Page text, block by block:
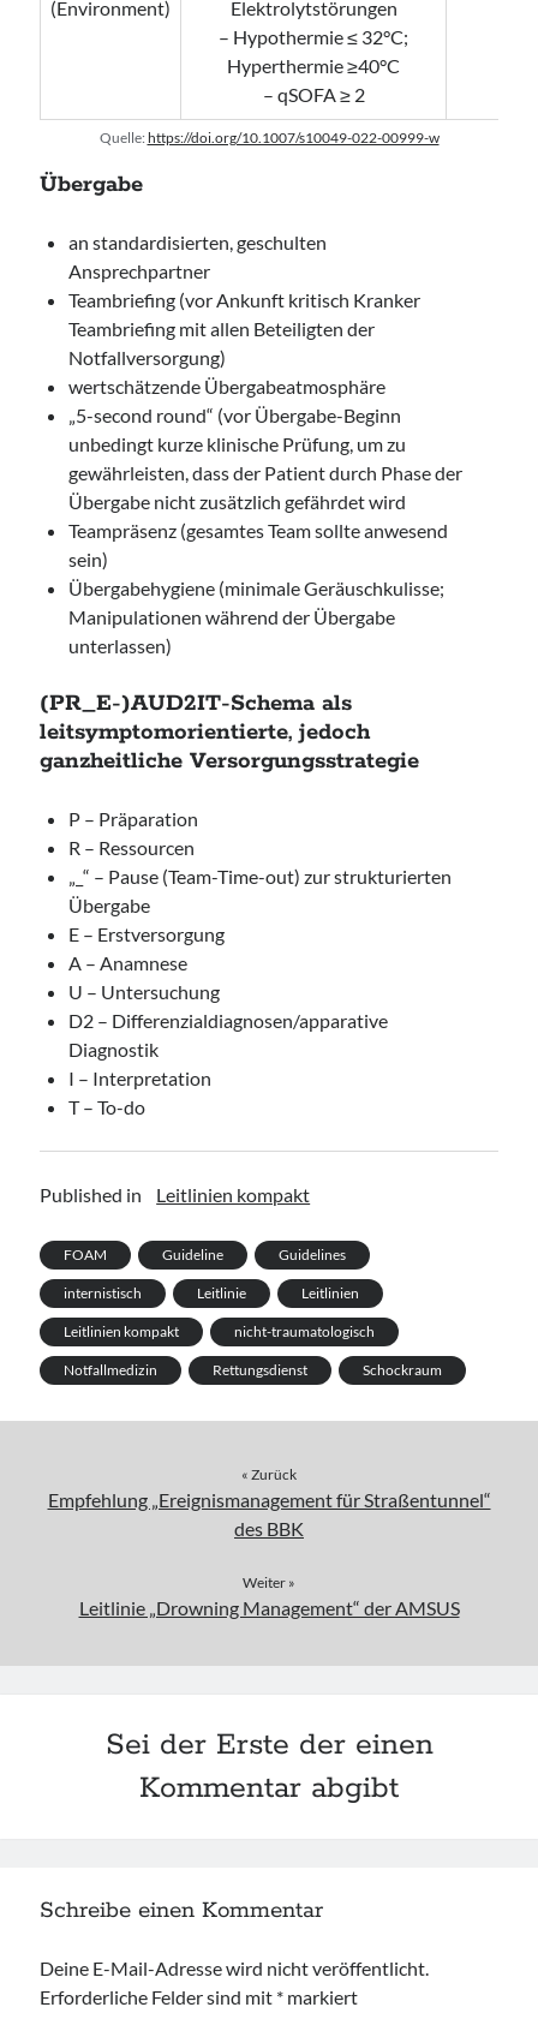
(Environment)
Elektrolytstörungen
– Hypothermie ≤ 32°C;
Hyperthermie ≥40°C
– qSOFA ≥ 2
Quelle:https://doi.org/10.1007/s10049-022-00999-w
Übergabe
an standardisierten, geschulten
Ansprechpartner
Teambriefing (vor Ankunft kritisch Kranker
Teambriefing mit allen Beteiligten der
Notfallversorgung)
wertschätzende Übergabeatmosphäre
„5-second round“ (vor Übergabe-Beginn
unbedingt kurze klinische Prüfung, um zu
gewährleisten, dass der Patient durch Phase der
Übergabe nicht zusätzlich gefährdet wird
Teampräsenz (gesamtes Team sollte anwesend
sein)
Übergabehygiene (minimale Geräuschkulisse;
Manipulationen während der Übergabe
unterlassen)
(PR_E-)AUD2IT-Schema als
leitsymptomorientierte, jedoch
ganzheitliche Versorgungsstrategie
P – Präparation
R – Ressourcen
„_“ – Pause (Team-Time-out) zur strukturierten
Übergabe
E – Erstversorgung
A – Anamnese
U – Untersuchung
D2 – Differenzialdiagnosen/apparative
Diagnostik
I – Interpretation
T – To-do
Published in Leitlinien kompakt
FOAM Guideline Guidelines
internistisch Leitlinie Leitlinien
Leitlinien kompakt nicht-traumatologisch
Notfallmedizin Rettungsdienst Schockraum
« Zurück
Empfehlung „Ereignismanagement für Straßentunnel“
des BBK
Weiter »
Leitlinie „Drowning Management“ der AMSUS
Sei der Erste der einen
Kommentar abgibt
Schreibe einen Kommentar
Deine E-Mail-Adresse wird nicht veröffentlicht.
Erforderliche Felder sind mit * markiert